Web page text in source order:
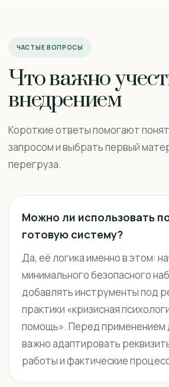
ЧАСТЫЕ ВОПРОСЫ
Что важно
внедрением
Короткие ответы помогают
запросом и выбрать первый
перегруза.
Можно ли использовать
готовую систему?
Да, её логика именно в этом:
минимального безопасного
добавлять инструменты под
практики «кризисная
помощь». Перед применением
важно адаптировать
работы и фактические